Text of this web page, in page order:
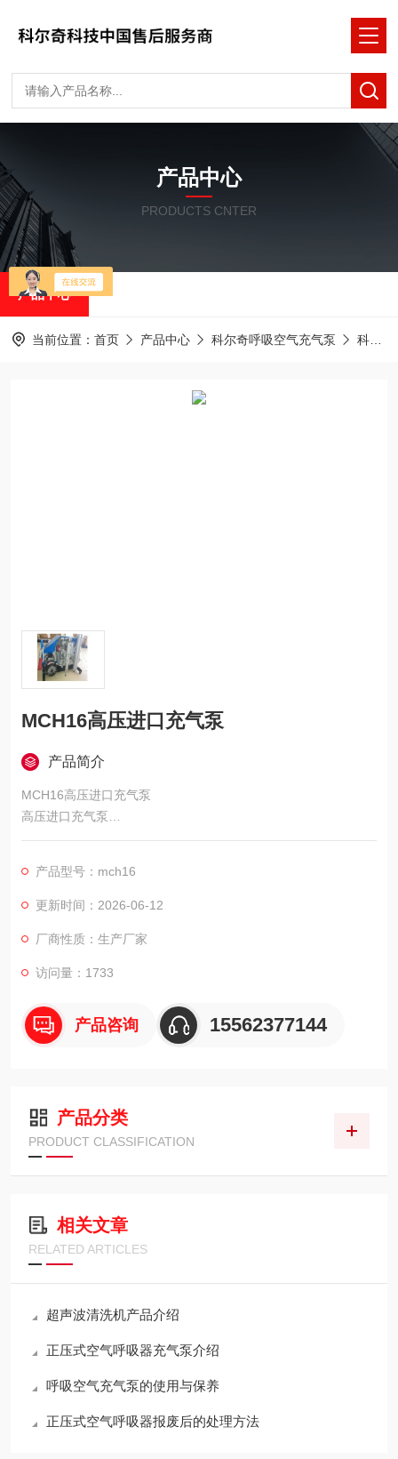
产品中心
PRODUCTS CNTER
产品中心
当前位置： 首页 产品中心 科尔奇呼吸空气充气泵 科尔奇充气泵
MCH16高压进口充气泵
产品简介
MCH16高压进口充气泵
高压进口充气泵
MCH16 SMART
产品型号：mch16
更新时间：2026-06-12
厂商性质：生产厂家
访问量：1733
产品咨询 15562377144
产品分类
PRODUCT CLASSIFICATION
相关文章
RELATED ARTICLES
超声波清洗机产品介绍
正压式空气呼吸器充气泵介绍
呼吸空气充气泵的使用与保养
正压式空气呼吸器报废后的处理方法